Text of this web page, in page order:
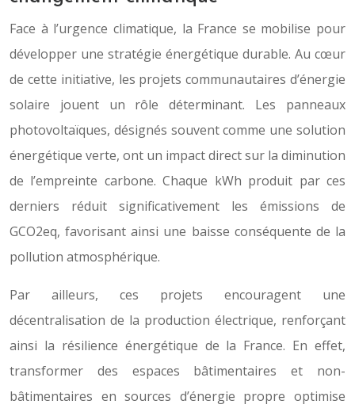
Face à l’urgence climatique, la France se mobilise pour
développer une stratégie énergétique durable. Au cœur
de cette initiative, les projets communautaires d’énergie
solaire jouent un rôle déterminant. Les panneaux
photovoltaïques, désignés souvent comme une solution
énergétique verte, ont un impact direct sur la diminution
de l’empreinte carbone. Chaque kWh produit par ces
derniers réduit significativement les émissions de
GCO2eq, favorisant ainsi une baisse conséquente de la
pollution atmosphérique.
Par ailleurs, ces projets encouragent une
décentralisation de la production électrique, renforçant
ainsi la résilience énergétique de la France. En effet,
transformer des espaces bâtimentaires et non-
bâtimentaires en sources d’énergie propre optimise